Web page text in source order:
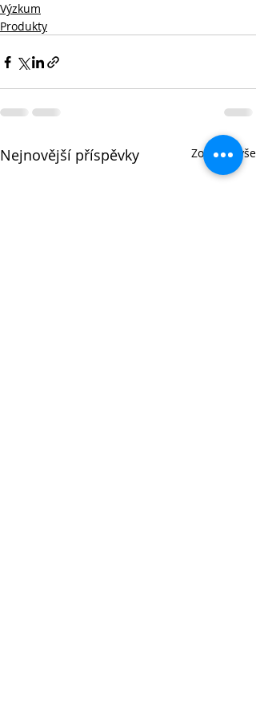
Výzkum
Produkty
Nejnovější příspěvky Zobrazit vše